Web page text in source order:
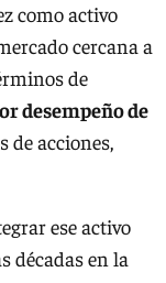
como activo
cercana a
de
desempeño de
de acciones,
ese activo
décadas en la